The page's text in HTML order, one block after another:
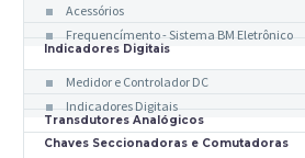
Acessórios
Frequencímento - Sistema BM Eletrônico
Indicadores Digitais
Medidor e Controlador DC
Indicadores Digitais
Transdutores Analógicos
Chaves Seccionadoras e Comutadoras